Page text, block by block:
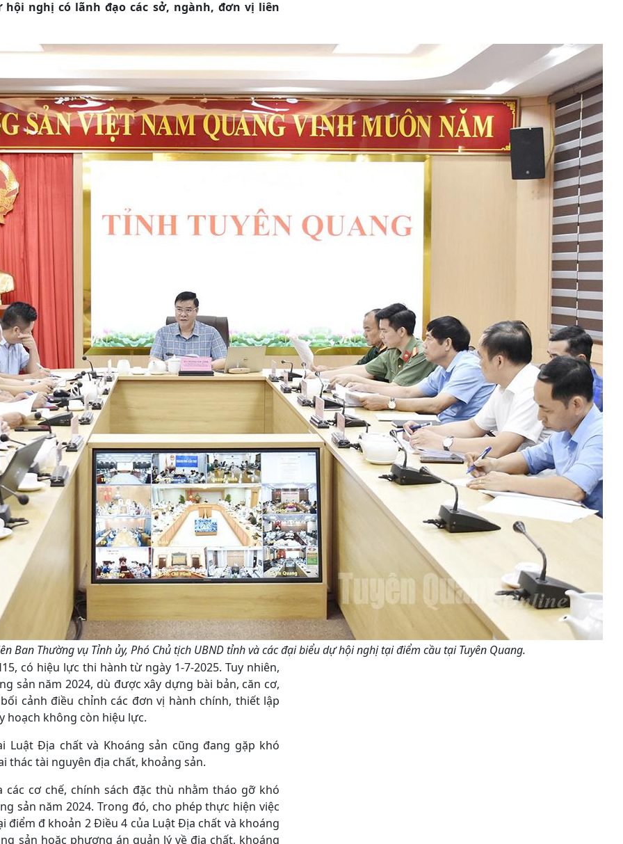
hội nghịcó lãnh đạo các sở, ngành, đơn vị liên
Ban Thường vụ Tỉnh ủy, Phó Chủ tịch UBND tỉnh và các đại biểu dự hội nghị tại điểm cầu tại Tuyên Quang.
có hiệu lực thi hành từ ngày 1-7-2025. Tuy nhiên,
sản năm 2024, dù được xây dựng bài bản, căn cơ,
cảnh điều chỉnh các đơn vị hành chính, thiết lập
hoạch không còn hiệu lực.
Địa chất và Khoáng sản cũng đang gặp khó
thác tài nguyên địa chất, khoảng sản.
cơ chế, chính sách đặc thù nhằm tháo gỡ khó
sản năm 2024. Trong đó, cho phép thực hiện việc
đ khoản 2 Điều 4 của Luật Địa chất và khoáng
sản hoặc phương án quản lý về địa chất, khoáng